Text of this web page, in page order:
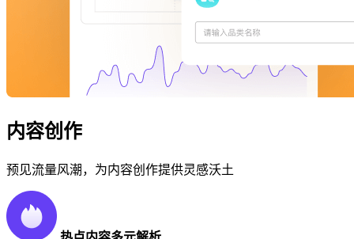
内容创作
预见流量风潮，为内容创作提供灵感沃土